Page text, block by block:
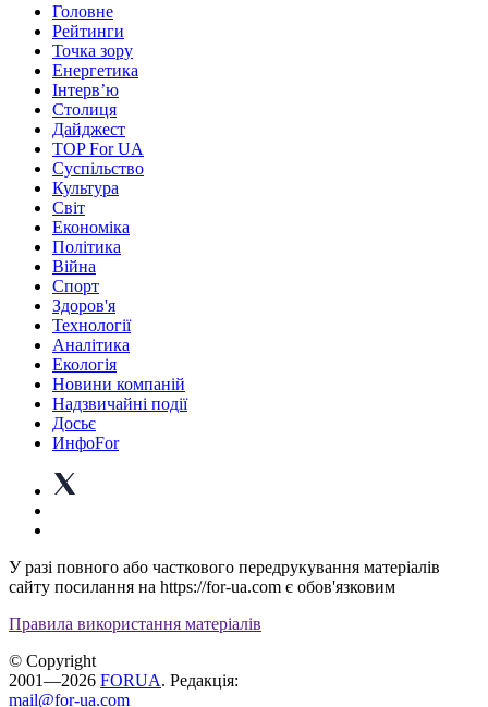
Головне
Рейтинги
Точка зору
Енергетика
Інтерв’ю
Столиця
Дайджест
TOP For UA
Суспiльство
Культура
Світ
Економіка
Політика
Війна
Спорт
Здоров'я
Технології
Аналітика
Екологія
Новини компаній
Надзвичайні події
Досьє
ИнфоFor
У разі повного або часткового передрукування матеріалів
сайту посилання на https://for-ua.com є обов'язковим
Правила використання матеріалів
© Copyright
2001—2026 FORUA. Редакція:
mail@for-ua.com